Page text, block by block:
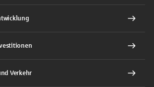
Verkehr